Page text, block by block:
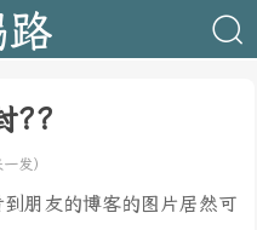
路
??
发）
到朋友的博客的图片居然可